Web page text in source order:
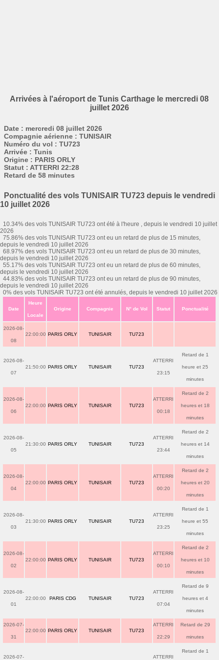
Arrivées à l'aéroport de Tunis Carthage le mercredi 08
juillet 2026
Date : mercredi 08 juillet 2026
Compagnie aérienne : TUNISAIR
Numéro du vol : TU723
Arrivée : Tunis
Origine : PARIS ORLY
Statut : ATTERRI 22:28
Retard de 58 minutes
Ponctualité des vols TUNISAIR TU723 depuis le vendredi
10 juillet 2026
10.34% des vols TUNISAIR TU723 ont été à l'heure , depuis le vendredi 10 juillet
2026
75.86% des vols TUNISAIR TU723 ont eu un retard de plus de 15 minutes,
depuis le vendredi 10 juillet 2026
68.97% des vols TUNISAIR TU723 ont eu un retard de plus de 30 minutes,
depuis le vendredi 10 juillet 2026
55.17% des vols TUNISAIR TU723 ont eu un retard de plus de 60 minutes,
depuis le vendredi 10 juillet 2026
44.83% des vols TUNISAIR TU723 ont eu un retard de plus de 90 minutes,
depuis le vendredi 10 juillet 2026
0% des vols TUNISAIR TU723 ont été annulés, depuis le vendredi 10 juillet 2026
Date
Heure
Locale
Origine Compagnie N° de Vol Statut Ponctualité
2026-08-
08
22:00:00 PARIS ORLY TUNISAIR TU723
2026-08-
07
21:50:00 PARIS ORLY TUNISAIR TU723
ATTERRI
23:15
Retard de 1
heure et 25
minutes
2026-08-
06
22:00:00 PARIS ORLY TUNISAIR TU723
ATTERRI
00:18
Retard de 2
heures et 18
minutes
2026-08-
05
21:30:00 PARIS ORLY TUNISAIR TU723
ATTERRI
23:44
Retard de 2
heures et 14
minutes
2026-08-
04
22:00:00 PARIS ORLY TUNISAIR TU723
ATTERRI
00:20
Retard de 2
heures et 20
minutes
2026-08-
03
21:30:00 PARIS ORLY TUNISAIR TU723
ATTERRI
23:25
Retard de 1
heure et 55
minutes
2026-08-
02
22:00:00 PARIS ORLY TUNISAIR TU723
ATTERRI
00:10
Retard de 2
heures et 10
minutes
2026-08-
01
22:00:00 PARIS CDG TUNISAIR TU723
ATTERRI
07:04
Retard de 9
heures et 4
minutes
2026-07-
31
22:00:00 PARIS ORLY TUNISAIR TU723
ATTERRI
22:29
Retard de 29
minutes
2026-07- ATTERRI
Retard de 1